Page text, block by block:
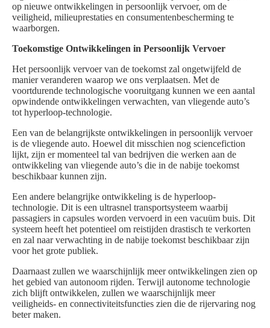
op nieuwe ontwikkelingen in persoonlijk vervoer, om de
veiligheid, milieuprestaties en consumentenbescherming te
waarborgen.
Toekomstige Ontwikkelingen in Persoonlijk Vervoer
Het persoonlijk vervoer van de toekomst zal ongetwijfeld de
manier veranderen waarop we ons verplaatsen. Met de
voortdurende technologische vooruitgang kunnen we een aantal
opwindende ontwikkelingen verwachten, van vliegende auto’s
tot hyperloop-technologie.
Een van de belangrijkste ontwikkelingen in persoonlijk vervoer
is de vliegende auto. Hoewel dit misschien nog sciencefiction
lijkt, zijn er momenteel tal van bedrijven die werken aan de
ontwikkeling van vliegende auto’s die in de nabije toekomst
beschikbaar kunnen zijn.
Een andere belangrijke ontwikkeling is de hyperloop-
technologie. Dit is een ultrasnel transportsysteem waarbij
passagiers in capsules worden vervoerd in een vacuüm buis. Dit
systeem heeft het potentieel om reistijden drastisch te verkorten
en zal naar verwachting in de nabije toekomst beschikbaar zijn
voor het grote publiek.
Daarnaast zullen we waarschijnlijk meer ontwikkelingen zien op
het gebied van autonoom rijden. Terwijl autonome technologie
zich blijft ontwikkelen, zullen we waarschijnlijk meer
veiligheids- en connectiviteitsfuncties zien die de rijervaring nog
beter maken.